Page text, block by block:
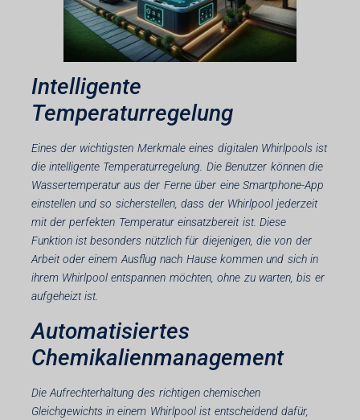
Intelligente
Temperaturregelung
Eines der wichtigsten Merkmale eines digitalen Whirlpools ist
die intelligente Temperaturregelung. Die Benutzer können die
Wassertemperatur aus der Ferne über eine Smartphone-App
einstellen und so sicherstellen, dass der Whirlpool jederzeit
mit der perfekten Temperatur einsatzbereit ist. Diese
Funktion ist besonders nützlich für diejenigen, die von der
Arbeit oder einem Ausflug nach Hause kommen und sich in
ihrem Whirlpool entspannen möchten, ohne zu warten, bis er
aufgeheizt ist.
Automatisiertes
Chemikalienmanagement
Die Aufrechterhaltung des richtigen chemischen
Gleichgewichts in einem Whirlpool ist entscheidend dafür,